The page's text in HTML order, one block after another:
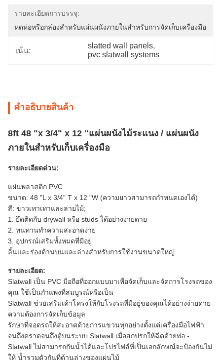
รายละเอียดการบรรจุ:
หดห่อหรือกล่องสำหรับแผ่นผนังภายในสำหรับการจัดเก็บเครื่องมือ
เน้น:
slatted wall panels,
pvc slatwall systems
คําอธิบายสินค้า
8ft 48 "x 3/4" x 12 "แผ่นผนังไม้ระแนง / แผ่นผนัง
ภายในสำหรับเก็บเครื่องมือ
รายละเอียดด่วน:
แผ่นพลาสติก PVC
ขนาด: 48 "L x 3/4" T x 12 "W (ความยาวสามารถกำหนดเองได้)
สี: ขาวเทาเทาและลายไม้;
1. ยึดติดกับ drywall หรือ studs ได้อย่างง่ายดาย
2. ทนทานทำความสะอาดง่าย
3. อุปกรณ์เสริมทั้งหมดที่มีอยู่
ลิ้นและร่องด้านบนและล่างสำหรับการใช้งานขนาดใหญ่
รายละเอียด:
Slatwall เป็น PVC มือถือที่ออกแบบมาเพื่อจัดเก็บและจัดการโรงรถของ
คุณ ใช้เป็นกำแพงที่สมบูรณ์หรือเป็น
Slatwall ช่วยเสริมเค้าโครงให้กับโรงรถที่มีอยู่ของคุณได้อย่างง่ายดาย
ความต้องการจัดเก็บข้อมูล
รักษาที่จอดรถให้สะอาดด้วยการแขวนทุกอย่างตั้งแต่เครื่องมือไฟฟ้า
จนถึงคราดจนถึงตู้บนระบบ Slatwall เมื่อสกปรกให้ฉีดด้วยท่อ -
Slatwall ไม่สามารถกันน้ำได้และโปรไฟล์ที่เป็นเอกลักษณ์จะป้องกันไม่
ให้ น้ำรวมตัวกันที่ด้านล่างของแผ่นไม้